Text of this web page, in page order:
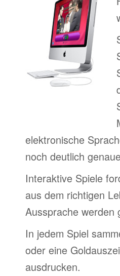
elektronische
noch deutlich
Interaktive Spiele
aus dem richtigen
Aussprache werden
In jedem Spiel
oder eine
ausdrucken.